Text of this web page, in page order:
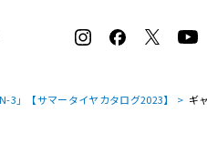
アルピナ
イール バイヤーズガイド
カーズ・ミート2026横浜
3」【サマータイヤカタログ2023】 ギ